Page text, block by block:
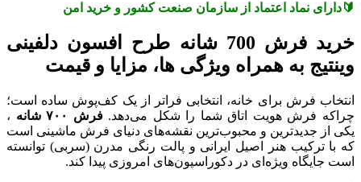
🔰دارای نماد اعتماد از سازمان صنعت کشور و خرید امن
خرید فرش 700 شانه طرح افسون دلفینی
وینتیج به همراه ویژگی ها، مزایا و قیمت
انتخاب فرش برای خانه، انتخابی فراتر از یک کف‌پوش ساده است؛
چراکه فرش هویت اتاق شما را شکل می‌دهد.فرش ۷۰۰شانه ،
یکی از جدیدترین و محبوب‌ترین نقشه‌های دنیای فرش ماشینی است
که با ترکیب هنر اصیل ایرانی و پالت رنگی مدرن (سربی) توانسته
است جایگاه ویژه‌ای در دکوراسیون‌های امروزی پیدا کند.